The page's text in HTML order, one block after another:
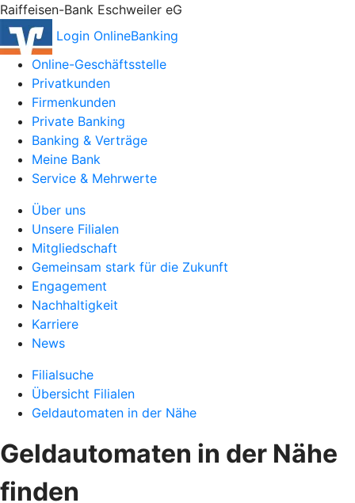
Raiffeisen-Bank Eschweiler eG
Login OnlineBanking
Online-Geschäftsstelle
Privatkunden
Firmenkunden
Private Banking
Banking & Verträge
Meine Bank
Service & Mehrwerte
Über uns
Unsere Filialen
Mitgliedschaft
Gemeinsam stark für die Zukunft
Engagement
Nachhaltigkeit
Karriere
News
Filialsuche
Übersicht Filialen
Geldautomaten in der Nähe
Geldautomaten in der Nähe
finden